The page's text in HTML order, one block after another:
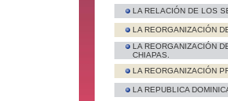
LA RELACIÓN DE LOS
LA REORGANIZACIÓN
LA REORGANIZACIÓN
CHIAPAS.
LA REORGANIZACIÓN
LA REPUBLICA